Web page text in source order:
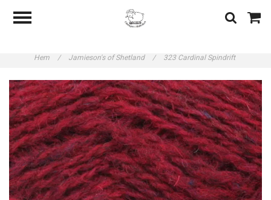
Hem / Jamieson's of Shetland / 323 Cardinal Spindrift